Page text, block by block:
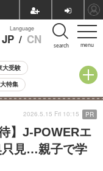
menu
Language
JP / CN search
大受験
特集
小学校受験
気記事
け） ランキング
】J-POWERエ
只見…親子で学
2026.5.15 Fri 10:15 PR